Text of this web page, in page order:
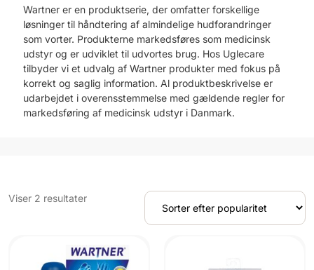
Wartner er en produktserie, der omfatter forskellige
løsninger til håndtering af almindelige hudforandringer
som vorter. Produkterne markedsføres som medicinsk
udstyr og er udviklet til udvortes brug. Hos Uglecare
tilbyder vi et udvalg af Wartner produkter med fokus på
korrekt og saglig information. Al produktbeskrivelse er
udarbejdet i overensstemmelse med gældende regler for
markedsføring af medicinsk udstyr i Danmark.
Viser 2 resultaterSorteret